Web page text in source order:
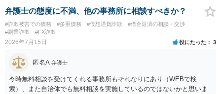
弁護士の態度に不満、他の事務所に相談すべきか？
#詐欺被害での債務 #多重債務 #仮想通貨詐欺
#借金返済の相談・交渉
#副業詐欺
#FX詐欺
2026年7月15日 役にたった 3
匿名A 弁護士
今時無料相談を受けてくれる事務所もそれなりにあり（WEBで検
索）、また自治体でも無料相談を実施しているのではないかと思いま